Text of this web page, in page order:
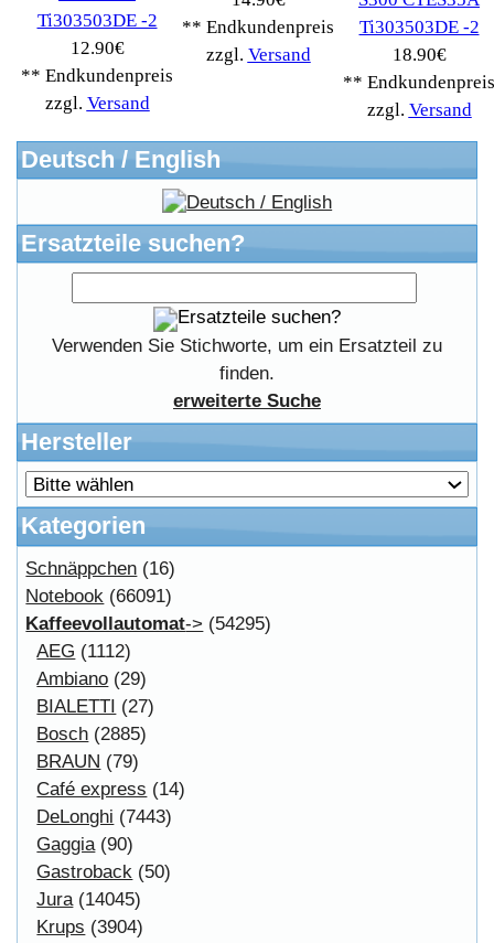
Anteile
Winpoints
Kunden Werben
Mediadaten
FAQ Hilfe
Login
Information
Copyright © 2026Myeparts Handel Shop
Ersatzteile Gebrauchte Geldverdienen
osCommerce